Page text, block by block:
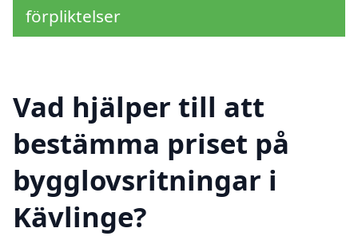
förpliktelser
Vad hjälper till att
bestämma priset på
bygglovsritningar i
Kävlinge?